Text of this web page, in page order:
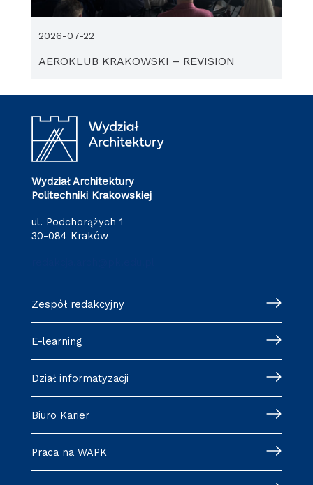
AEROKLUB KRAKOWSKI – REVISION
2026-07-22
Wydział Architektury
Politechniki Krakowskiej
ul. Podchorążych 1
30-084 Kraków
Zespół redakcyjny
E-learning
Dział informatyzacji
Biuro Karier
Praca na WAPK